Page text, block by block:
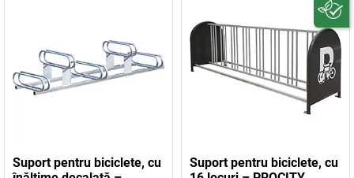
Suport pentru biciclete, cu
Suport pentru biciclete, cu